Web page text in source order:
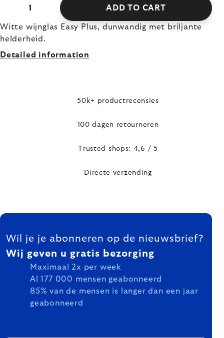
ADD TO CART
Witte wijnglas Easy Plus, dunwandig met briljante
helderheid.
Detailed information
50k+ productrecensies
100 dagen retourneren
Trusted shops: 4,6 / 5
Directe verzending
FOOTER
Wil je je abonneren op de nieuwsbrief?
Wij geven u gratis bezorging
Maximaal 2x per week
Al 177 000 mensen geabonneerd
85% van de mensen is langer dan een jaar
geabonneerd